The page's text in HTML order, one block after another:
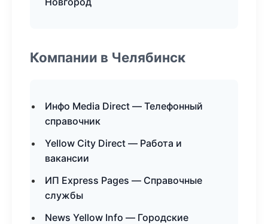
Компании в Челябинск
Инфо Media Direct — Телефонный
справочник
Yellow City Direct — Работа и
вакансии
ИП Express Pages — Справочные
службы
News Yellow Info — Городские